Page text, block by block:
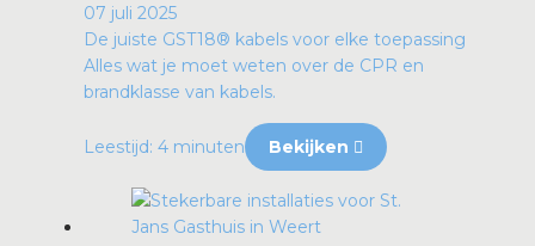
07 juli 2025
De juiste GST18® kabels voor elke toepassing
Alles wat je moet weten over de CPR en
brandklasse van kabels.
Leestijd: 4 minuten Bekijken